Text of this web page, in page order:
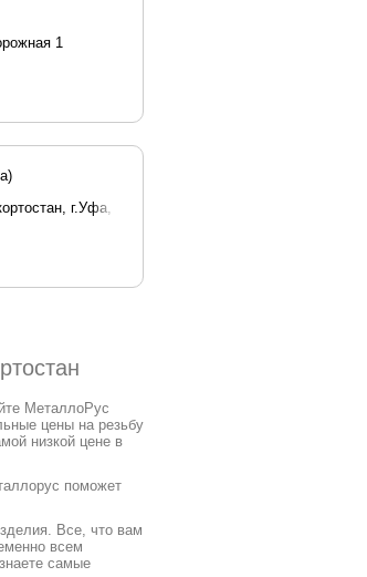
1
г.Уфа, Индустриальное шоссе, д. 112/1
МеталлоРус
цены на резьбу
низкой цене в
поможет
Все, что вам
всем
самые